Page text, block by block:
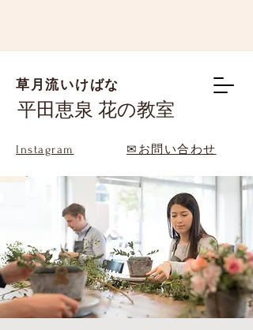
草月流いけばな
平田恵泉 花の教室
Instagram ✉お問い合わせ